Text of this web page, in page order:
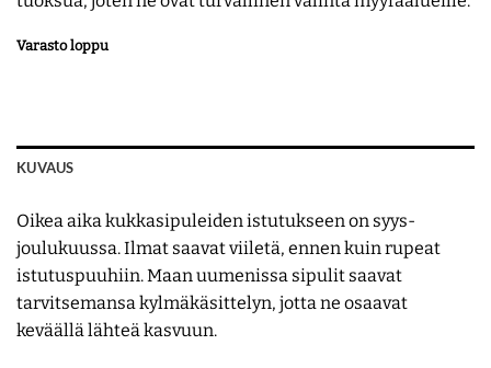
Varasto loppu
KUVAUS
Oikea aika kukkasipuleiden istutukseen on syys-
joulukuussa. Ilmat saavat viiletä, ennen kuin rupeat
istutuspuuhiin. Maan uumenissa sipulit saavat
tarvitsemansa kylmäkäsittelyn, jotta ne osaavat
keväällä lähteä kasvuun.